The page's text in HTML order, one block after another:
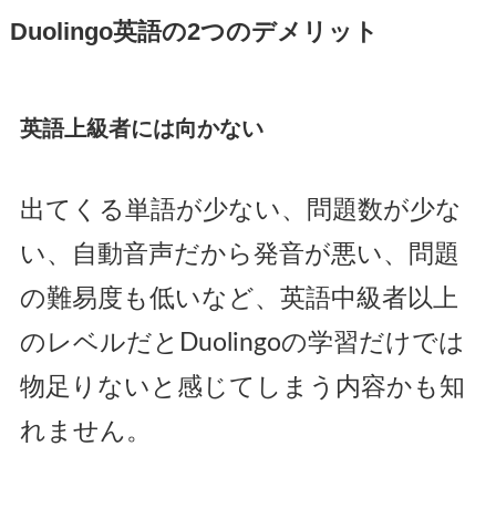
Duolingo英語の2つのデメリット
英語上級者には向かない
出てくる単語が少ない、問題数が少な
い、自動音声だから発音が悪い、問題
の難易度も低いなど、英語中級者以上
のレベルだとDuolingoの学習だけでは
物足りないと感じてしまう内容かも知
れません。